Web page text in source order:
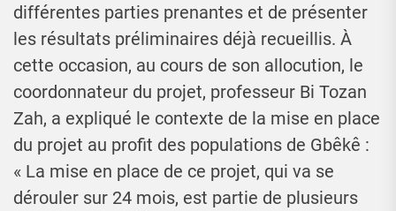
différentes parties prenantes et de présenter
les résultats préliminaires déjà recueillis. À
cette occasion, au cours de son allocution, le
coordonnateur du projet, professeur Bi Tozan
Zah, a expliqué le contexte de la mise en place
du projet au profit des populations de Gbêkê :
« La mise en place de ce projet, qui va se
dérouler sur 24 mois, est partie de plusieurs